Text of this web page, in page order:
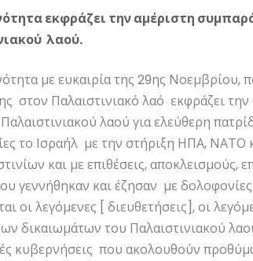
εκφράζει την αμέριστη
λαού.
με ευκαιρία της 29ης Νοεμβρίου,
στον Παλαιστινιακό λαό εκφράζει
λαού για ελεύθερη
το Ισραήλ με την στήριξη ΗΠΑ, ΝΑΤΟ
και με επιθέσεις,
γεννήθηκαν και έζησαν με
οι λεγόμενες [ διευθετήσεις], οι
δικαιωμάτων του Παλαιστινιακού
κυβερνήσεις που ακολουθούν